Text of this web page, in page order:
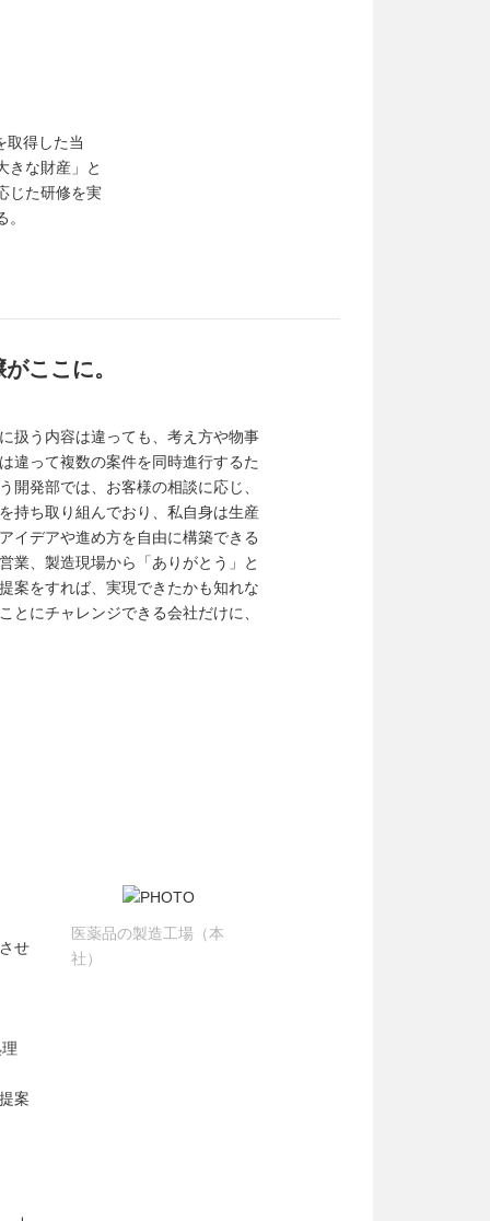
取得した当
きな財産」と
じた研修を実
ここに。
扱う内容は違っても、考え方や物事
違って複数の案件を同時進行するた
発部では、お客様の相談に応じ、
持ち取り組んでおり、私自身は生産
イデアや進め方を自由に構築できる
業、製造現場から「ありがとう」と
案をすれば、実現できたかも知れな
にチャレンジできる会社だけに、
せ
案
医薬品の製造工場（本
社）